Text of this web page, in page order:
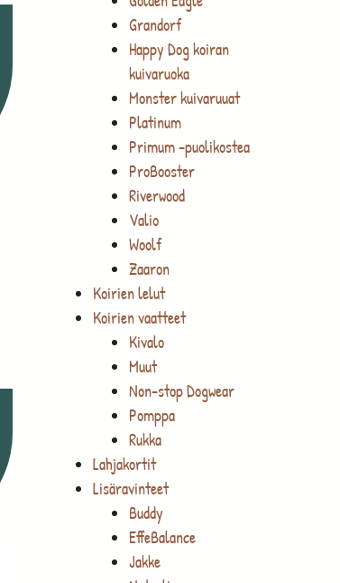
Grandorf
Happy Dog koiran
kuivaruoka
Monster kuivaruuat
Platinum
Primum -puolikostea
ProBooster
Riverwood
Valio
Woolf
Zaaron
Koirien lelut
Koirien vaatteet
Kivalo
Muut
Non-stop Dogwear
Pomppa
Rukka
Lahjakortit
Lisäravinteet
Buddy
EffeBalance
Jakke